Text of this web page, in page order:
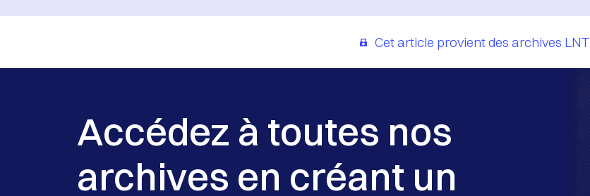
Cet article provient des archives LNT
Accédez à toutes nos
archives en créant un